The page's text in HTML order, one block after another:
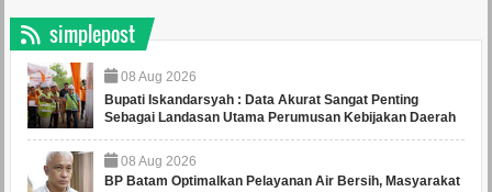
simplepost
08 Aug 2026
Bupati Iskandarsyah : Data Akurat Sangat Penting
Sebagai Landasan Utama Perumusan Kebijakan Daerah
08 Aug 2026
BP Batam Optimalkan Pelayanan Air Bersih, Masyarakat